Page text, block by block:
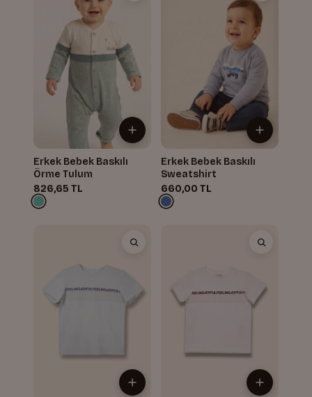
Erkek Bebek Baskılı
Örme Tulum
826,65 TL
Erkek Bebek Baskılı
Sweatshirt
660,00 TL